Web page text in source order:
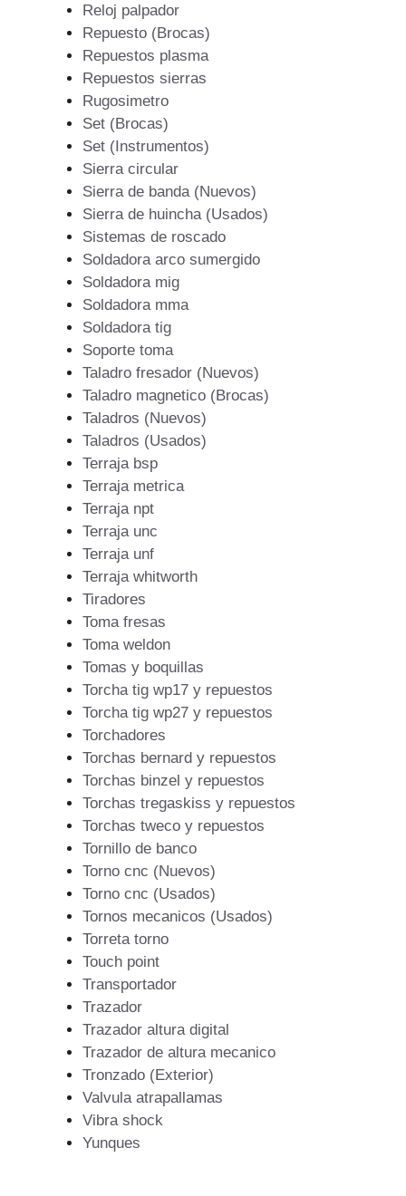
Reloj palpador
Repuesto (Brocas)
Repuestos plasma
Repuestos sierras
Rugosimetro
Set (Brocas)
Set (Instrumentos)
Sierra circular
Sierra de banda (Nuevos)
Sierra de huincha (Usados)
Sistemas de roscado
Soldadora arco sumergido
Soldadora mig
Soldadora mma
Soldadora tig
Soporte toma
Taladro fresador (Nuevos)
Taladro magnetico (Brocas)
Taladros (Nuevos)
Taladros (Usados)
Terraja bsp
Terraja metrica
Terraja npt
Terraja unc
Terraja unf
Terraja whitworth
Tiradores
Toma fresas
Toma weldon
Tomas y boquillas
Torcha tig wp17 y repuestos
Torcha tig wp27 y repuestos
Torchadores
Torchas bernard y repuestos
Torchas binzel y repuestos
Torchas tregaskiss y repuestos
Torchas tweco y repuestos
Tornillo de banco
Torno cnc (Nuevos)
Torno cnc (Usados)
Tornos mecanicos (Usados)
Torreta torno
Touch point
Transportador
Trazador
Trazador altura digital
Trazador de altura mecanico
Tronzado (Exterior)
Valvula atrapallamas
Vibra shock
Yunques